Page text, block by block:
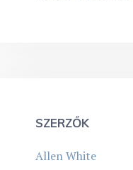
SZERZŐK
Allen White